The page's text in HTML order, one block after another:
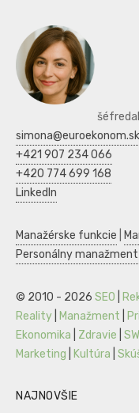
simona@euroekonom.sk
+421 907 234 066
+420 774 699 168
LinkedIn
Manažérske funkcie
Personálny manažment
© 2010 - 2026 SEO
Reality
Manažment
Ekonomika
Zdravie
Marketing
Kultúra
NAJNOVŠIE